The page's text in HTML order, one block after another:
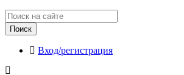
Поиск
Вход/регистрация